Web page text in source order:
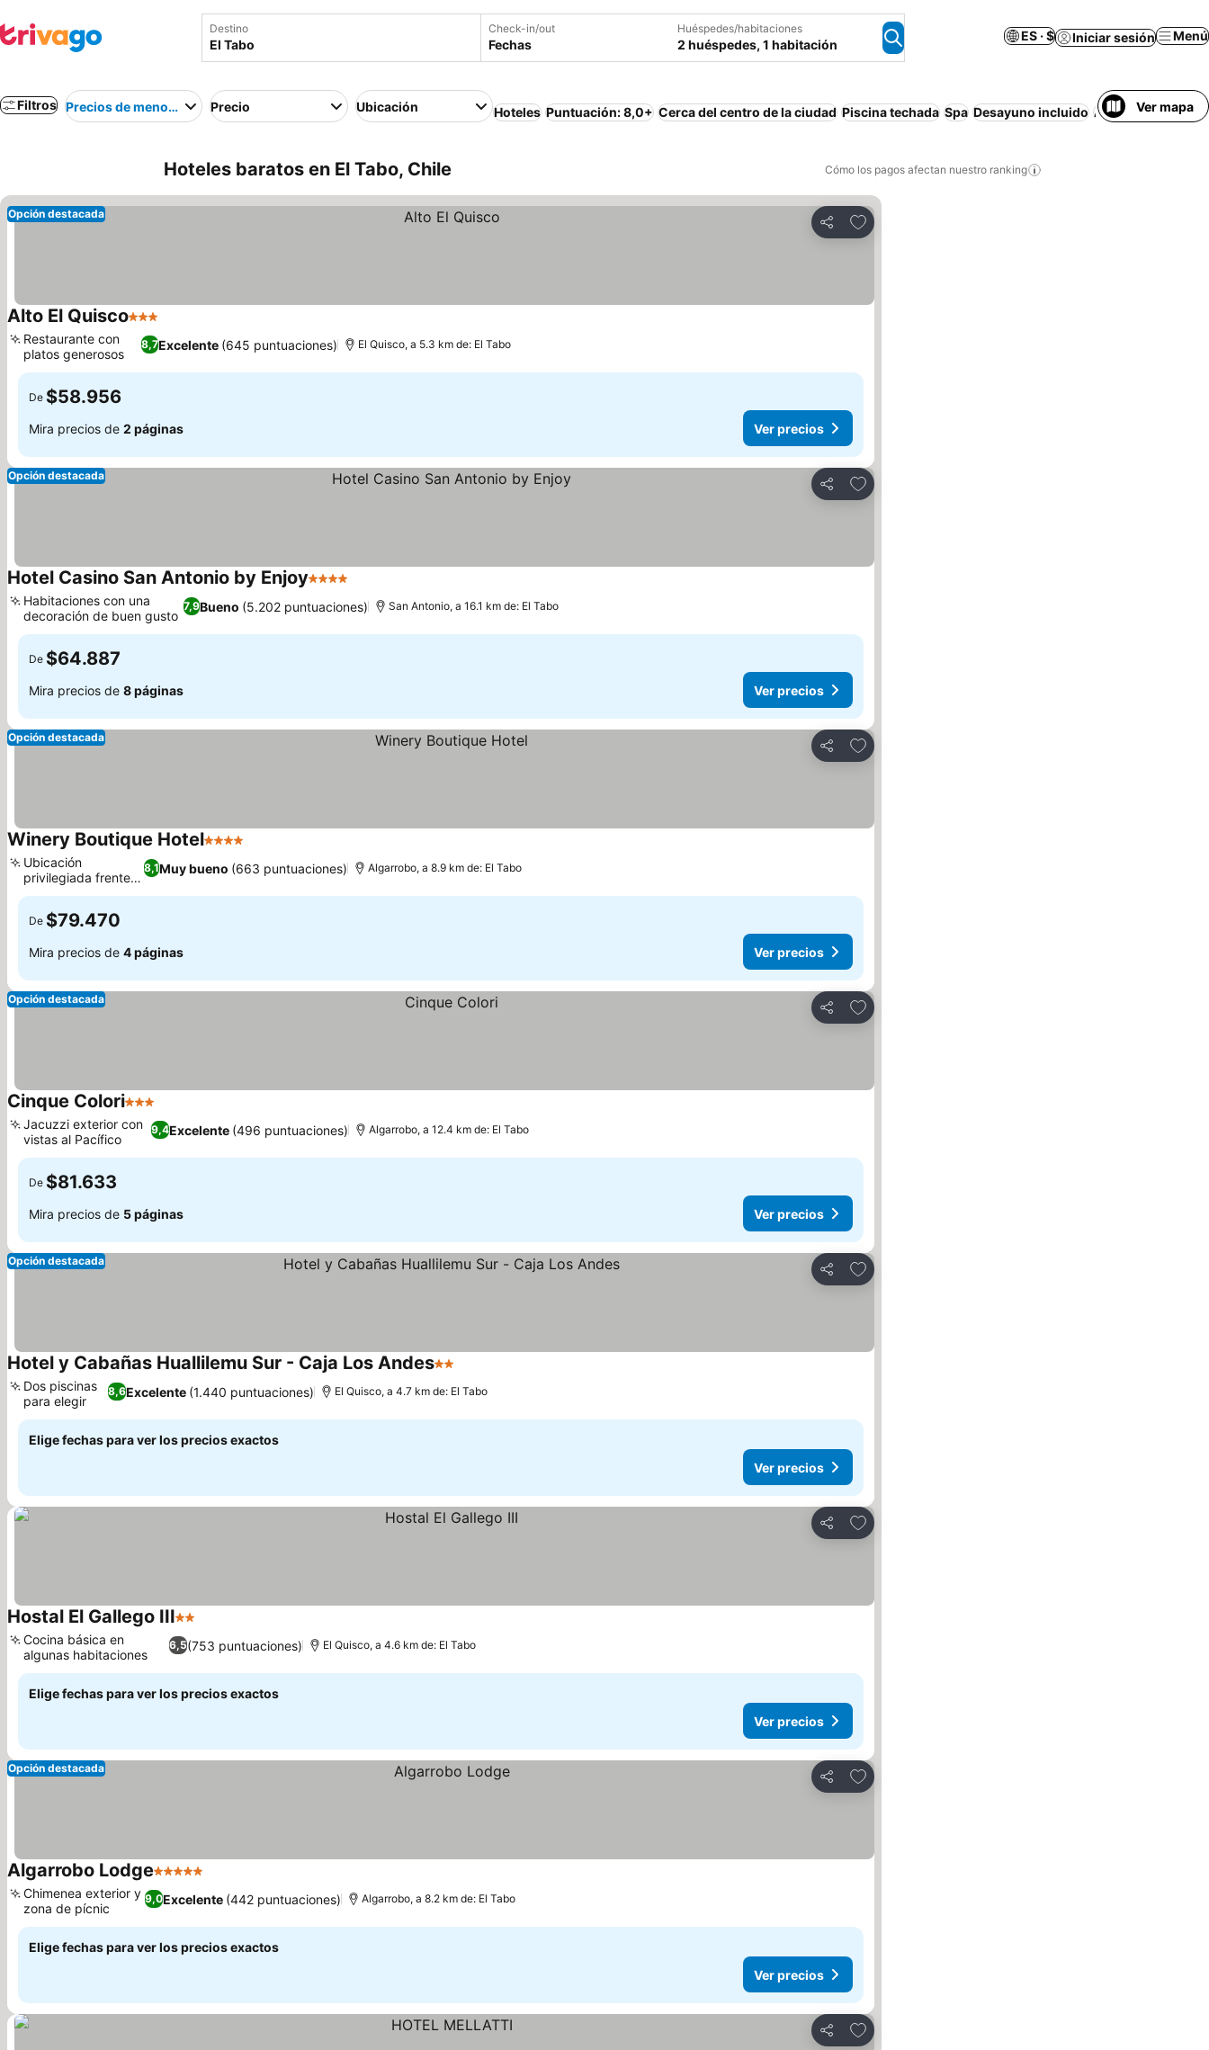
Destino Check-in/out
Fechas
Huéspedes/habitaciones
2 huéspedes, 1 habitación
ES · $ Iniciar sesión Menú
Filtros Precios de menor a mayorPrecio Ubicación Hoteles Puntuación: 8,0+ Cerca del centro de la ciudad Piscina techada Spa Desayuno incluido Apartamento
Ver mapa
Hoteles baratos en El Tabo, Chile Cómo los pagos afectan nuestro ranking
Compartir
Agregar a favoritos
Opción destacada
Alto El Quisco3 Estrellas
8,7Excelente (645 puntuaciones)
Restaurante con
platos generosos
El Quisco, a 5.3 km de: El Tabo
De $58.956
Mira precios de 2 páginas Ver precios
Compartir
Agregar a favoritos
Opción destacada
Hotel Casino San Antonio by Enjoy4 Estrellas
7,9Bueno (5.202 puntuaciones)
Habitaciones con una
decoración de buen gusto
San Antonio, a 16.1 km de: El Tabo
De $64.887
Mira precios de 8 páginas Ver precios
Compartir
Agregar a favoritos
Opción destacada
Winery Boutique Hotel4 Estrellas
8,1Muy bueno (663 puntuaciones)
Ubicación
privilegiada frente al
mar
Algarrobo, a 8.9 km de: El Tabo
De $79.470
Mira precios de 4 páginas Ver precios
Compartir
Agregar a favoritos
Opción destacada
Cinque Colori3 Estrellas
9,4Excelente (496 puntuaciones)
Jacuzzi exterior con
vistas al Pacífico
Algarrobo, a 12.4 km de: El Tabo
De $81.633
Mira precios de 5 páginas Ver precios
Compartir
Agregar a favoritos
Opción destacada
Hotel y Cabañas Huallilemu Sur - Caja Los Andes2 Estrellas
8,6Excelente (1.440 puntuaciones)
Dos piscinas
para elegir
El Quisco, a 4.7 km de: El Tabo
Elige fechas para ver los precios exactos
Ver precios
Compartir
Agregar a favoritos
Hostal El Gallego III2 Estrellas
6,5(753 puntuaciones)
Cocina básica en
algunas habitaciones
El Quisco, a 4.6 km de: El Tabo
Elige fechas para ver los precios exactos
Ver precios
Compartir
Agregar a favoritos
Opción destacada
Algarrobo Lodge5 Estrellas
9,0Excelente (442 puntuaciones)
Chimenea exterior y
zona de pícnic
Algarrobo, a 8.2 km de: El Tabo
Elige fechas para ver los precios exactos
Ver precios
Compartir
Agregar a favoritos